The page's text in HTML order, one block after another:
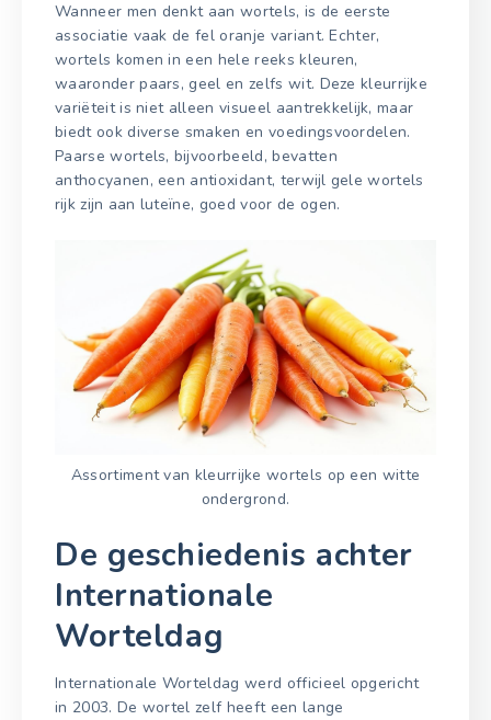
Wanneer men denkt aan wortels, is de eerste
associatie vaak de fel oranje variant. Echter,
wortels komen in een hele reeks kleuren,
waaronder paars, geel en zelfs wit. Deze kleurrijke
variëteit is niet alleen visueel aantrekkelijk, maar
biedt ook diverse smaken en voedingsvoordelen.
Paarse wortels, bijvoorbeeld, bevatten
anthocyanen, een antioxidant, terwijl gele wortels
rijk zijn aan luteïne, goed voor de ogen.
Assortiment van kleurrijke wortels op een witte
ondergrond.
De geschiedenis achter
Internationale
Worteldag
Internationale Worteldag werd officieel opgericht
in 2003. De wortel zelf heeft een lange